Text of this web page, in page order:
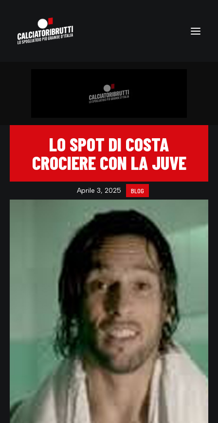
LO SPOT DI COSTA
CROCIERE CON LA JUVE
Aprile 3, 2025 BLOG